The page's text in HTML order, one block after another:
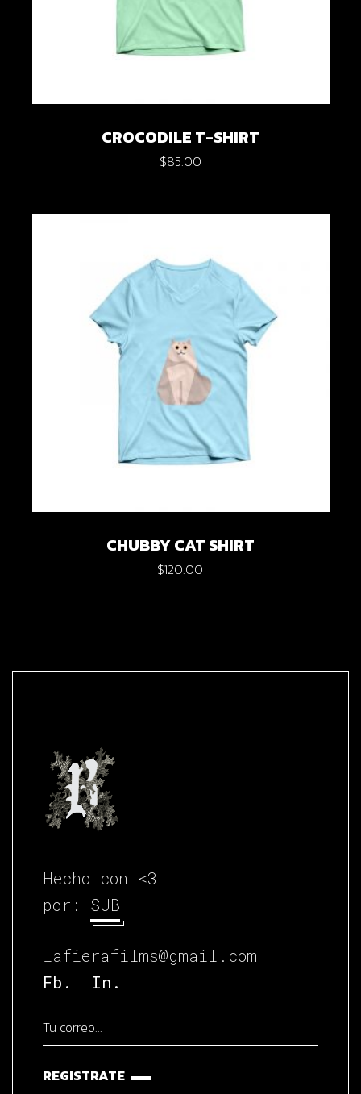
CROCODILE T-SHIRT
$85.00
CHUBBY CAT SHIRT
$120.00
Hecho con <3
por: SUB
lafierafilms@gmail.com
Fb.
In.
REGISTRATE